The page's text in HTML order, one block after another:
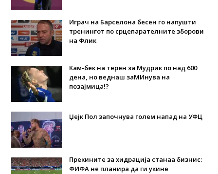
Играч на Барселона бесен го напушти
тренингот по срцепарателните зборови
на Флик
Кам-бек на терен за Мудрик по над 600
дена, но веднаш заМИнува на
позајмица!?
Џејк Пол започнува голем напад на УФЦ
Прекините за хидрација станаа бизнис:
ФИФА не планира да ги укине